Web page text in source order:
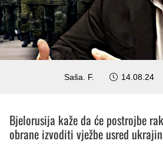
Saša. F. 14.08.24
Bjelorusija kaže da će postrojbe
obrane izvoditi vježbe usred